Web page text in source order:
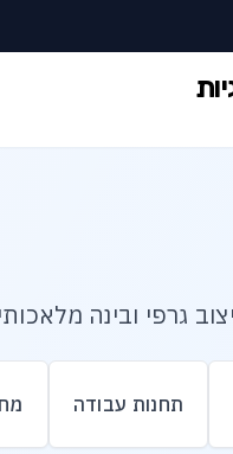
גרפי ובינה
תחנות עבודה